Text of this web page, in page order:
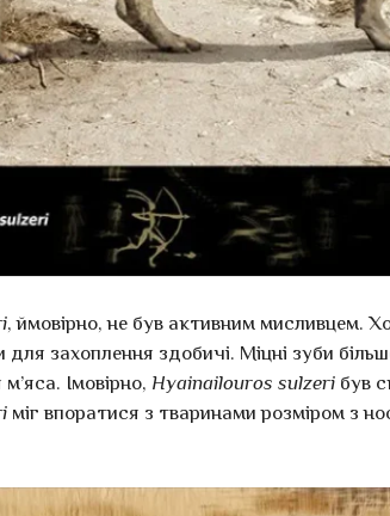
, ймовірно, не був активним мисливцем.
для захоплення здобичі. Міцні зуби
Імовірно, Hyainailouros sulzeri був
міг впоратися з тваринами розміром з